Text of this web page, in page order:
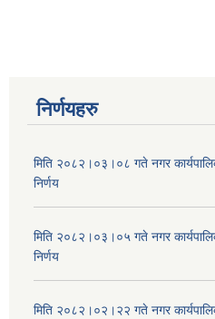
निर्णयहरु
मिति २०८२।०३।०८ गते नगर
निर्णय
मिति २०८२।०३।०५ गते नगर
निर्णय
मिति २०८२।०२।२२ गते नगर